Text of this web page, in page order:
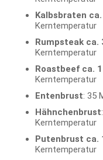
Kalbsbraten
Kerntemperatur
Rumpsteak ca.
Kerntemperatur
Roastbeef ca.
Kerntemperatur
Entenbrust: 35
Hähnchenbrust
Kerntemperatur
Putenbrust ca.
Kerntemperatur